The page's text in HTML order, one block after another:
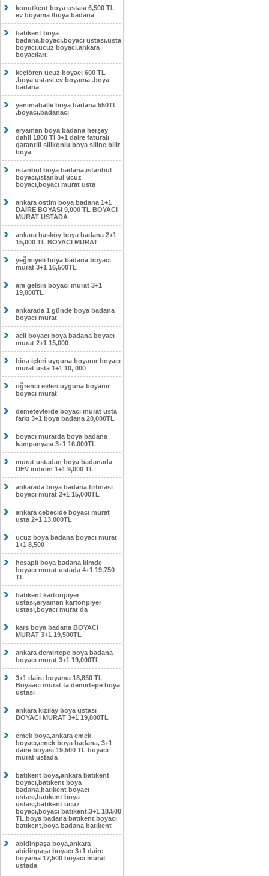
konutkent boya ustası 6,500 TL
ev boyama /boya badana
batıkent boya
badana.boyacı.boyacı ustası.usta
boyacı.ucuz boyacı.ankara
boyacıları.
keçiören ucuz boyacı 600 TL
.boya ustası.ev boyama .boya
badana
yenimahalle boya badana 550TL
.boyacı.badanacı
eryaman boya badana herşey
dahil 1800 Tl 3+1 daire faturalı
garantili silikonlu boya siline bilir
boya
istanbul boya badana,istanbul
boyacı,istanbul ucuz
boyacı,boyacı murat usta
ankara ostim boya badana 1+1
DAİRE BOYASI 9,000 TL BOYACI
MURAT USTADA
ankara hasköy boya badana 2+1
15,000 TL BOYACI MURAT
yeğmiyeli boya badana boyacı
murat 3+1 16,500TL
ara gelsin boyacı murat 3+1
19,000TL
ankarada 1 günde boya badana
boyacı murat
acil boyacı boya badana boyacı
murat 2+1 15,000
bina içleri uyguna boyanır boyacı
murat usta 1+1 10, 000
öğrenci evleri uyguna boyanır
boyacı murat
demetevlerde boyacı murat usta
farkı 3+1 boya badana 20,000TL
boyacı muratda boya badana
kampanyası 3+1 16,000TL
murat ustadan boya badanada
DEV indirim 1+1 9,000 TL
ankarada boya badana fırtınası
boyacı murat 2+1 15,000TL
ankara cebecide boyacı murat
usta 2+1 13,000TL
ucuz boya badana boyacı murat
1+1 8,500
hesaplı boya badana kimde
boyacı murat ustada 4+1 19,750
TL
batıkent kartonpiyer
ustası,eryaman kartonpiyer
ustası,boyacı murat da
kars boya badana BOYACI
MURAT 3+1 19,500TL
ankara demirtepe boya badana
boyacı murat 3+1 19,000TL
3+1 daire boyama 18,850 TL
Boyaacı murat ta demirtepe boya
ustası
ankara kızılay boya ustası
BOYACI MURAT 3+1 19,800TL
emek boya,ankara emek
boyacı,emek boya badana, 3+1
daire boyası 19,500 TL boyacı
murat ustada
batıkent boya,ankara batıkent
boyacı,batıkent boya
badana,batıkent boyacı
ustası,batıkent boya
ustası,batıkent ucuz
boyacı,boyacı batıkent,3+1 18.500
TL,boya badana batıkent,boyacı
batıkent,boya badana batıkent
abidinpaşa boya,ankara
abidinpaşa boyacı 3+1 daire
boyama 17,500 boyacı murat
ustada